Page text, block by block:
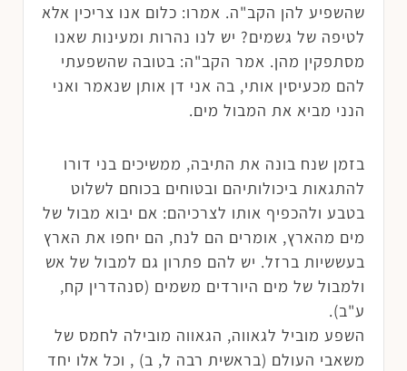
שהשפיע להן הקב"ה. אמרו: כלום אנו צריכין אלא
לטיפה של גשמים? יש לנו נהרות ומעינות שאנו
מסתפקין מהן. אמר הקב"ה: בטובה שהשפעתי
להם מכעיסין אותי, בה אני דן אותן שנאמר ואני
הנני מביא את המבול מים.
בזמן שנח בונה את התיבה, ממשיכים בני דורו
להתגאות ביכולותיהם ובטוחים בכוחם לשלוט
בטבע ולהכפיף אותו לצרכיהם: אם יבוא מבול של
מים מהארץ, אומרים הם לנח, הם יחפו את הארץ
בעששיות ברזל. יש להם פתרון גם למבול של אש
ולמבול של מים היורדים משמים (סנהדרין קח,
ע"ב).
השפע מוביל לגאווה, הגאווה מובילה לחמס של
משאבי העולם (בראשית רבה ל, ב) , וכל אלו יחד